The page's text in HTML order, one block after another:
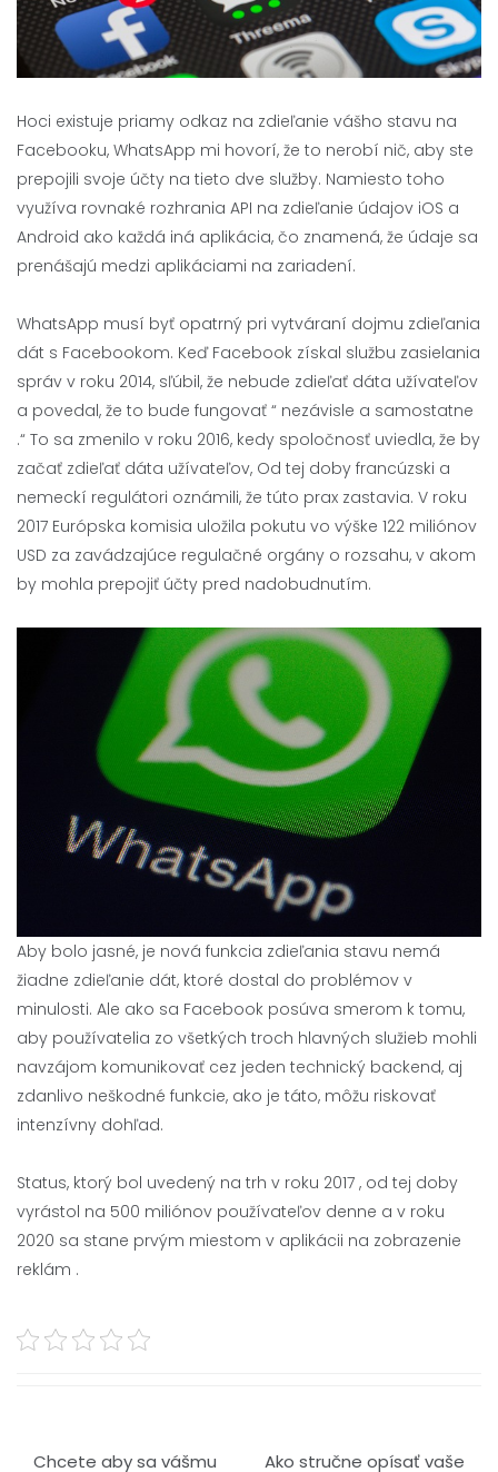
Hoci existuje priamy odkaz na zdieľanie vášho stavu na
Facebooku, WhatsApp mi hovorí, že to nerobí nič, aby ste
prepojili svoje účty na tieto dve služby. Namiesto toho
využíva rovnaké rozhrania API na zdieľanie údajov iOS a
Android ako každá iná aplikácia, čo znamená, že údaje sa
prenášajú medzi aplikáciami na zariadení.
WhatsApp musí byť opatrný pri vytváraní dojmu zdieľania
dát s Facebookom. Keď Facebook získal službu zasielania
správ v roku 2014, sľúbil, že nebude zdieľať dáta užívateľov
a povedal, že to bude fungovať “ nezávisle a samostatne
.“ To sa zmenilo v roku 2016, kedy spoločnosť uviedla, že by
začať zdieľať dáta užívateľov, Od tej doby francúzski a
nemeckí regulátori oznámili, že túto prax zastavia. V roku
2017 Európska komisia uložila pokutu vo výške 122 miliónov
USD za zavádzajúce regulačné orgány o rozsahu, v akom
by mohla prepojiť účty pred nadobudnutím.
Aby bolo jasné, je nová funkcia zdieľania stavu nemá
žiadne zdieľanie dát, ktoré dostal do problémov v
minulosti. Ale ako sa Facebook posúva smerom k tomu,
aby používatelia zo všetkých troch hlavných služieb mohli
navzájom komunikovať cez jeden technický backend, aj
zdanlivo neškodné funkcie, ako je táto, môžu riskovať
intenzívny dohľad.
Status, ktorý bol uvedený na trh v roku 2017 , od tej doby
vyrástol na 500 miliónov používateľov denne a v roku
2020 sa stane prvým miestom v aplikácii na zobrazenie
reklám .
Navigace
Chcete aby sa vášmu Ako stručne opísať vaše